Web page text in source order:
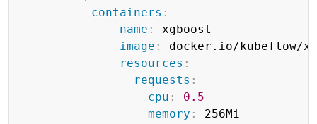
containers :
-
name :
xgboost
image :
docker.io/kubeflow/
resources :
requests :
cpu :
0.5
memory :
256Mi